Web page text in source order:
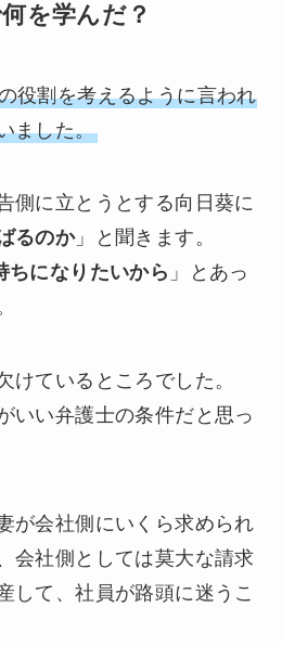
を学んだ？
役割を考えるように言われ
ました。
側に立とうとする向日葵に
るのか」と聞きます。
ちになりたいから 」とあっ
けているところでした。
いい弁護士の条件だと思っ
が会社側にいくら求められ
会社側としては莫大な請求
して、社員が路頭に迷うこ